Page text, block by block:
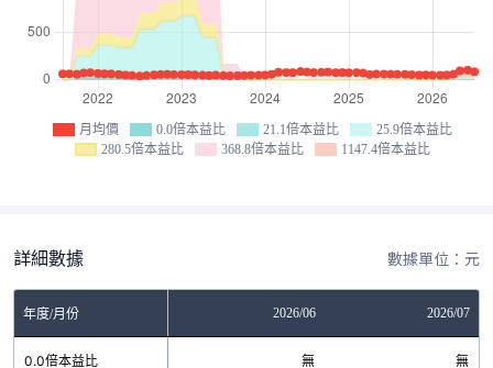
月均價 0.0倍本益比 21.1倍本益比
25.9倍本益比
280.5倍本益比
368.8倍本益比 1147.4倍本益比
詳細數據 數據單位：元
年度/月份 2026/06 2026/07
0.0倍本益比 無 無